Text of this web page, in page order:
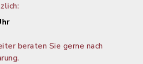
beraten Sie gerne nach